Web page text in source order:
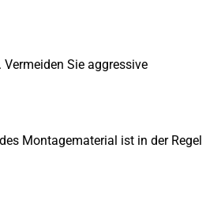
Sie aggressive
Montagematerial ist in der Regel